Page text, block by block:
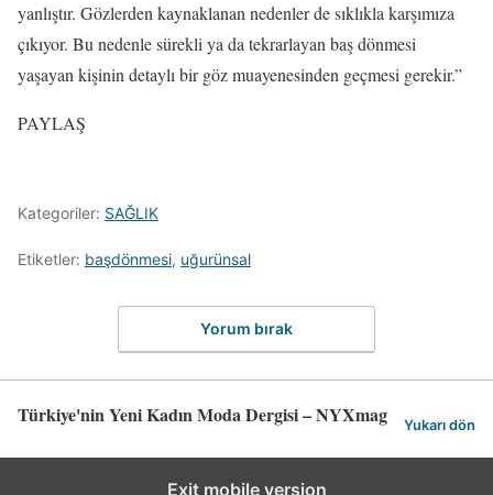
yanlıştır. Gözlerden kaynaklanan nedenler de sıklıkla karşımıza
çıkıyor. Bu nedenle sürekli ya da tekrarlayan baş dönmesi
yaşayan kişinin detaylı bir göz muayenesinden geçmesi gerekir.”
PAYLAŞ
Kategoriler: SAĞLIK
Etiketler: başdönmesi, uğurünsal
Yorum bırak
Türkiye'nin Yeni Kadın Moda Dergisi – NYXmag Yukarı dön
Exit mobile version